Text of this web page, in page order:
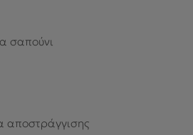
σαπούνι
αποστράγγισης